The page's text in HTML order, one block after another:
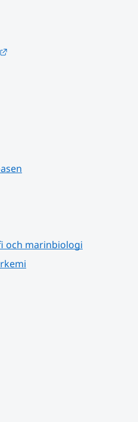
och marinbiologi